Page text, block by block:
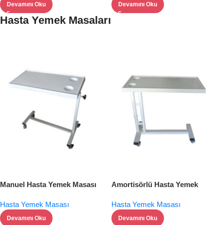
Devamını Oku Devamını Oku
Hasta Yemek Masaları
Manuel Hasta Yemek Masası
Hasta Yemek Masası
Devamını Oku
Amortisörlü Hasta Yemek
Hasta Yemek Masası
Devamını Oku